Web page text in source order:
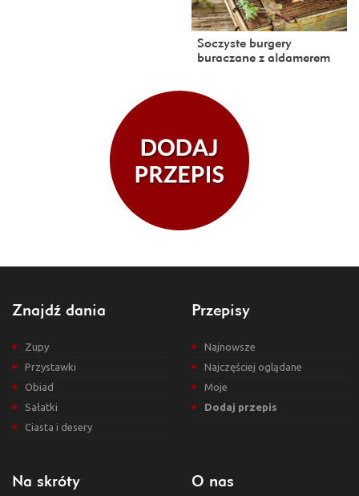
Soczyste burgery
buraczane z aldamerem
Znajdź dania
Zupy
Przystawki
Obiad
Sałatki
Ciasta i desery
Przepisy
Najnowsze
Najczęściej oglądane
Moje
Dodaj przepis
Na skróty O nas